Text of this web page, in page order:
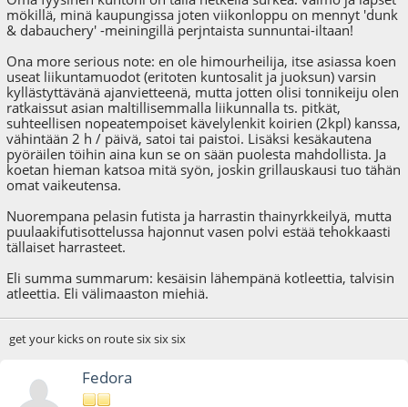
mökillä, minä kaupungissa joten viikonloppu on mennyt 'dunk
& dabauchery' -meiningillä perjntaista sunnuntai-iltaan!
Ona more serious note: en ole himourheilija, itse asiassa koen
useat liikuntamuodot (eritoten kuntosalit ja juoksun) varsin
kyllästyttävänä ajanvietteenä, mutta jotten olisi tonnikeiju olen
ratkaissut asian maltillisemmalla liikunnalla ts. pitkät,
suhteellisen nopeatempoiset kävelylenkit koirien (2kpl) kanssa,
vähintään 2 h / päivä, satoi tai paistoi. Lisäksi kesäkautena
pyöräilen töihin aina kun se on sään puolesta mahdollista. Ja
koetan hieman katsoa mitä syön, joskin grillauskausi tuo tähän
omat vaikeutensa.
Nuorempana pelasin futista ja harrastin thainyrkkeilyä, mutta
puulaakifutisottelussa hajonnut vasen polvi estää tehokkaasti
tällaiset harrasteet.
Eli summa summarum: kesäisin lähempänä kotleettia, talvisin
atleettia. Eli välimaaston miehiä.
get your kicks on route six six six
Fedora